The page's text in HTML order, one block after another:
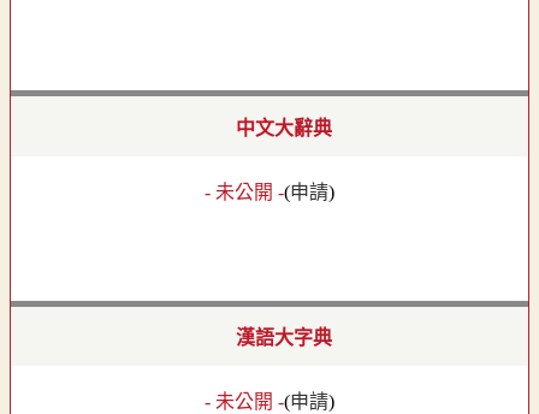
中文大辭典
- 未公開 -(申請)
漢語大字典
- 未公開 -(申請)